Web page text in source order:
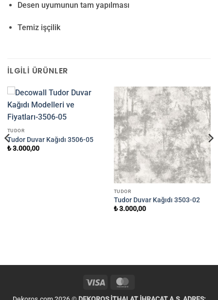
Desen uyumunun tam yapılması
Temiz işçilik
İLGILI ÜRÜNLER
TUDOR
Tudor Duvar Kağıdı 3506-05
₺3.000,00
TUDOR
Tudor Duvar Kağıdı 3503-02
₺3.000,00
Visa